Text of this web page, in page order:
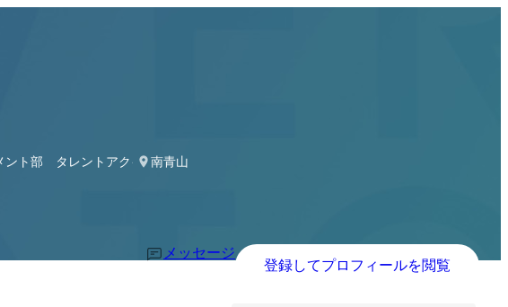
ト部 タレントアクイジションチーム
南青山
メッセージ
登録してプロフィールを閲覧